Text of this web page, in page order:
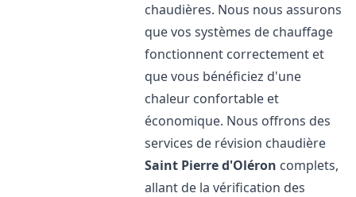
chaudières. Nous nous assurons
que vos systèmes de chauffage
fonctionnent correctement et
que vous bénéficiez d'une
chaleur confortable et
économique. Nous offrons des
services de révision chaudière
Saint Pierre d'Oléron complets,
allant de la vérification des